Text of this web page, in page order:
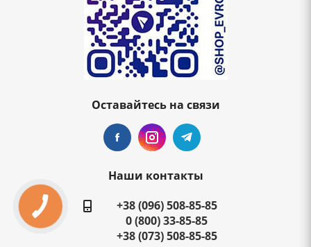
Оставайтесь на связи
Наши контакты
+38 (096) 508-85-85
0 (800) 33-85-85
+38 (073) 508-85-85